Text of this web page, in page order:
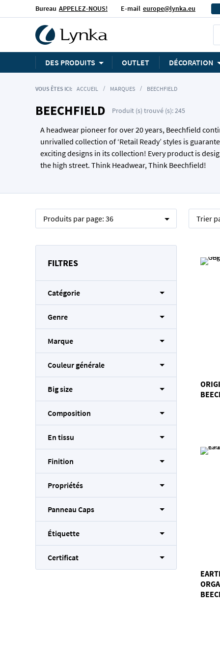
Bureau APPELEZ-NOUS! E-mail europe@lynka.eu
DES PRODUITS OUTLET DÉCORATION
VOUS ÊTES ICI: ACCUEIL MARQUES BEECHFIELD
BEECHFIELD Produit (s) trouvé (s): 245
A headwear pioneer for over 20 years, Beechfield
unrivalled collection of ‘Retail Ready’ styles is
exciting designs in its collection! Every product is
the high street. Think Headwear, Think Beechfield!
Produits par page: 36 Trier
FILTRES
Catégorie
Genre
Marque
Couleur générale
Big size
Composition
En tissu
Finition
Propriétés
Panneau Caps
Étiquette
Certificat